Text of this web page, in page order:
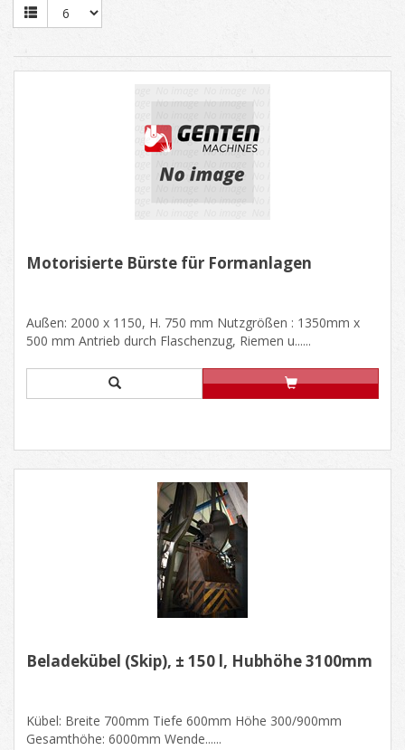
Motorisierte Bürste für Formanlagen
Außen: 2000 x 1150, H. 750 mm Nutzgrößen : 1350mm x
500 mm Antrieb durch Flaschenzug, Riemen u......
Beladekübel (Skip), ± 150 l, Hubhöhe 3100mm
Kübel: Breite 700mm Tiefe 600mm Höhe 300/900mm
Gesamthöhe: 6000mm Wende......